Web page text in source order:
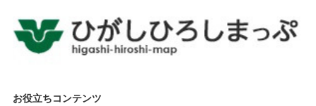
お役立ちコンテンツ